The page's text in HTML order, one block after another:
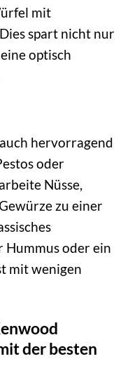
mit
spart nicht nur
optisch
hervorragend
oder
Nüsse,
zu einer
Hummus oder ein
mit wenigen
der besten